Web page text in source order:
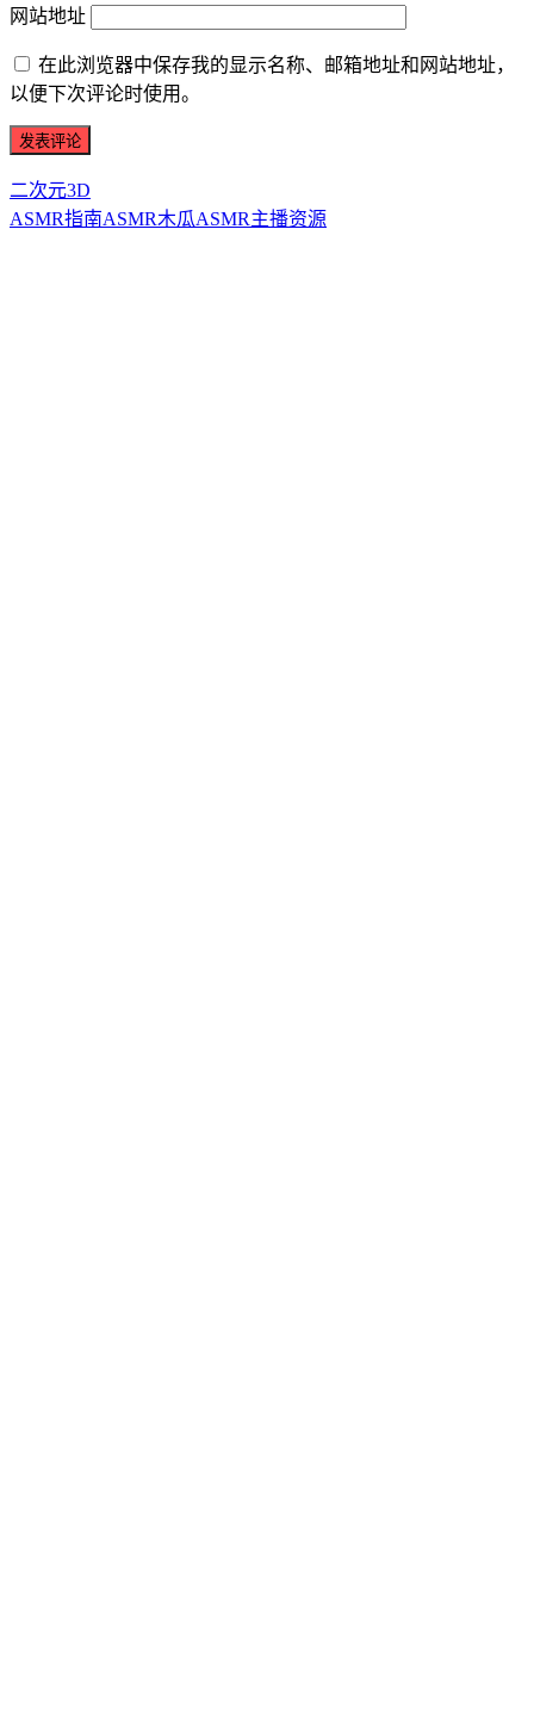
网站地址
在此浏览器中保存我的显示名称、邮箱地址和网站地址，
以便下次评论时使用。
二次元3D
ASMR指南ASMR木瓜ASMR主播资源